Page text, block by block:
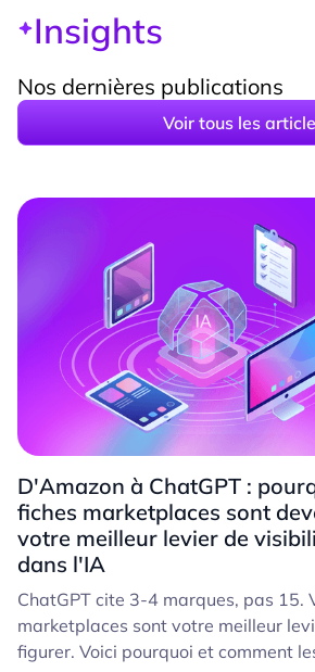
Insights
Nos dernières publications
Voir tous les
D'Amazon à ChatGPT :
fiches marketplaces sont
votre meilleur levier de
dans l'IA
ChatGPT cite 3-4 marques, pas 15.
marketplaces sont votre meilleur
figurer. Voici pourquoi et comment